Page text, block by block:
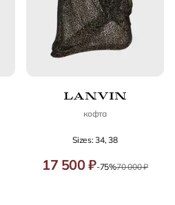
кофта
Sizes: 34, 38
17 500 ₽-75%70 000 ₽